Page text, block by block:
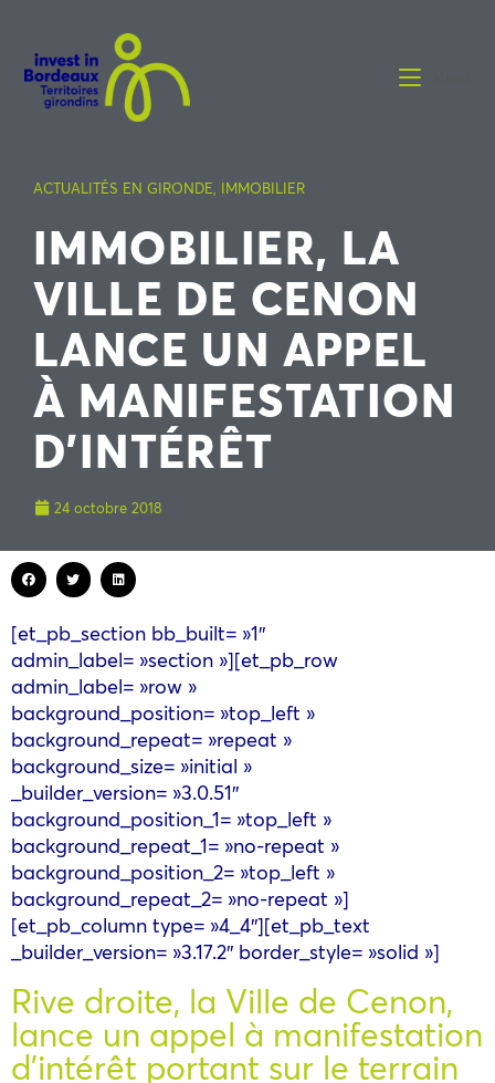
ACTUALITÉS EN GIRONDE, IMMOBILIER
IMMOBILIER, LA
VILLE DE CENON
LANCE UN APPEL
À MANIFESTATION
D’INTÉRÊT
24 octobre 2018
[et_pb_section bb_built= »1″
admin_label= »section »][et_pb_row
admin_label= »row »
background_position= »top_left »
background_repeat= »repeat »
background_size= »initial »
_builder_version= »3.0.51″
background_position_1= »top_left »
background_repeat_1= »no-repeat »
background_position_2= »top_left »
background_repeat_2= »no-repeat »]
[et_pb_column type= »4_4″][et_pb_text
_builder_version= »3.17.2″ border_style= »solid »]
Rive droite, la Ville de Cenon,
lance un appel à manifestation
d’intérêt portant sur le terrain